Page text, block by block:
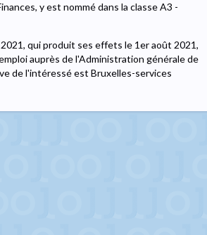
y est nommé dans la classe A3 -
qui produit ses effets le 1er août 2021,
auprès de l'Administration générale de
de l'intéressé est Bruxelles-services